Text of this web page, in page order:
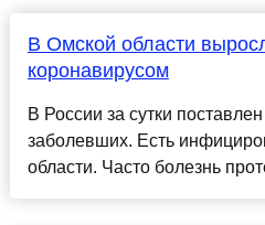
В Омской области
коронавирусом
В России за сутки
заболевших. Есть
области. Часто болезнь